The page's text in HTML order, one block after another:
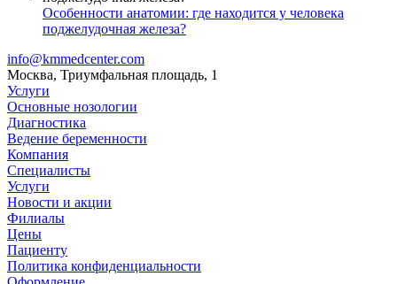
Особенности анатомии: где находится у человека
поджелудочная железа?
info@kmmedcenter.com
Москва, Триумфальная площадь, 1
Услуги
Основные нозологии
Диагностика
Ведение беременности
Компания
Специалисты
Услуги
Новости и акции
Филиалы
Цены
Пациенту
Политика конфиденциальности